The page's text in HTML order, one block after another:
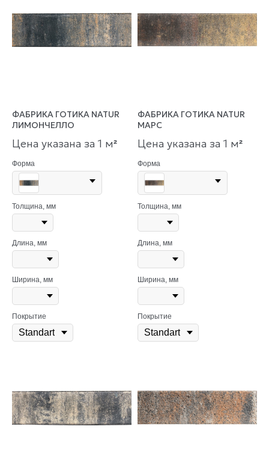
ФАБРИКА ГОТИКА NATUR
ЛИМОНЧЕЛЛО
Цена указана за 1 м²
Форма
Толщина, мм
Длина, мм
Ширина, мм
Покрытие
ФАБРИКА ГОТИКА NATUR
МАРС
Цена указана за 1 м²
Форма
Толщина, мм
Длина, мм
Ширина, мм
Покрытие